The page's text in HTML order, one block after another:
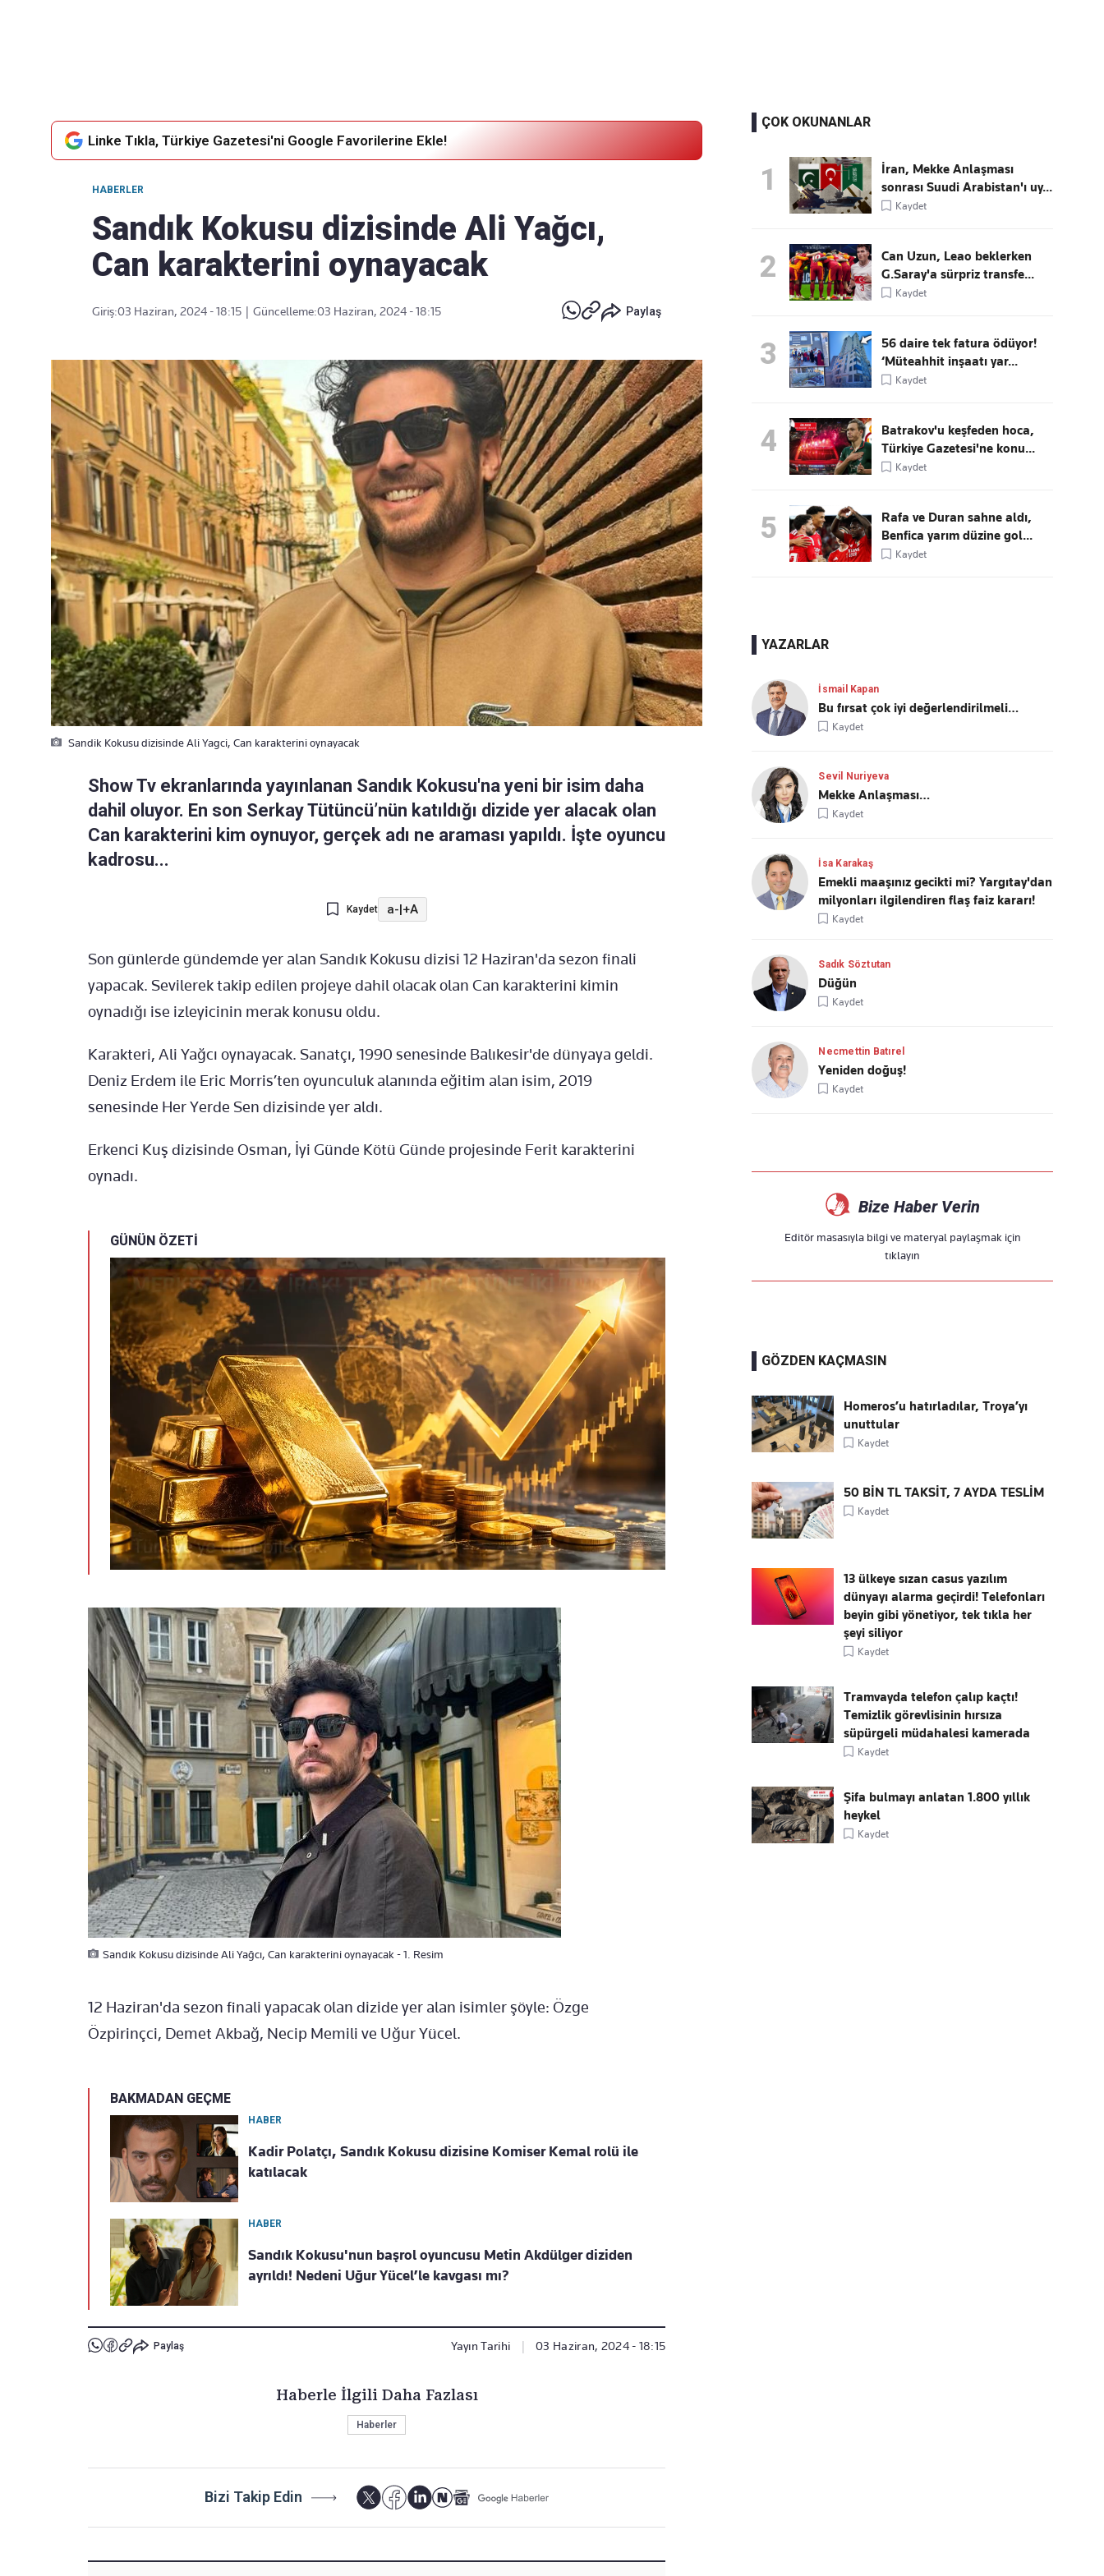
Linke Tıkla, Türkiye Gazetesi'ni Google Favorilerine Ekle!
HABERLER
Sandık Kokusu dizisinde Ali Yağcı,
Can karakterini oynayacak
Giriş:03 Haziran, 2024 - 18:15 Güncelleme:03 Haziran, 2024 - 18:15 Paylaş
Sandik Kokusu dizisinde Ali Yagci, Can karakterini oynayacak
Show Tv ekranlarında yayınlanan Sandık Kokusu'na yeni bir isim daha
dahil oluyor. En son Serkay Tütüncü’nün katıldığı dizide yer alacak olan
Can karakterini kim oynuyor, gerçek adı ne araması yapıldı. İşte oyuncu
kadrosu...
Kaydet a-|+A
Son günlerde gündemde yer alan Sandık Kokusu dizisi 12 Haziran'da sezon finali
yapacak. Sevilerek takip edilen projeye dahil olacak olan Can karakterini kimin
oynadığı ise izleyicinin merak konusu oldu.
Karakteri, Ali Yağcı oynayacak. Sanatçı, 1990 senesinde Balıkesir'de dünyaya geldi.
Deniz Erdem ile Eric Morris’ten oyunculuk alanında eğitim alan isim, 2019
senesinde Her Yerde Sen dizisinde yer aldı.
Erkenci Kuş dizisinde Osman, İyi Günde Kötü Günde projesinde Ferit karakterini
oynadı.
GÜNÜN ÖZETİ
Sandık Kokusu dizisinde Ali Yağcı, Can karakterini oynayacak - 1. Resim
12 Haziran'da sezon finali yapacak olan dizide yer alan isimler şöyle: Özge
Özpirinçci, Demet Akbağ, Necip Memili ve Uğur Yücel.
BAKMADAN GEÇME
HABER
Kadir Polatçı, Sandık Kokusu dizisine Komiser Kemal rolü ile
katılacak
HABER
Sandık Kokusu'nun başrol oyuncusu Metin Akdülger diziden
ayrıldı! Nedeni Uğur Yücel’le kavgası mı?
Paylaş Yayın Tarihi 03 Haziran, 2024 - 18:15
Haberle İlgili Daha Fazlası
Haberler
Bizi Takip Edin
ÇOK OKUNANLAR
1
İran, Mekke Anlaşması
sonrası Suudi Arabistan'ı uy...
Kaydet
2
Can Uzun, Leao beklerken
G.Saray'a sürpriz transfe...
Kaydet
3
56 daire tek fatura ödüyor!
‘Müteahhit inşaatı yar...
Kaydet
4
Batrakov'u keşfeden hoca,
Türkiye Gazetesi'ne konu...
Kaydet
5
Rafa ve Duran sahne aldı,
Benfica yarım düzine gol...
Kaydet
YAZARLAR
İsmail Kapan
Bu fırsat çok iyi değerlendirilmeli…
Kaydet
Sevil Nuriyeva
Mekke Anlaşması…
Kaydet
İsa Karakaş
Emekli maaşınız gecikti mi? Yargıtay'dan
milyonları ilgilendiren flaş faiz kararı!
Kaydet
Sadık Söztutan
Düğün
Kaydet
Necmettin Batırel
Yeniden doğuş!
Kaydet
Bize Haber Verin
Editör masasıyla bilgi ve materyal paylaşmak için
tıklayın
GÖZDEN KAÇMASIN
Homeros’u hatırladılar, Troya’yı
unuttular
Kaydet
50 BİN TL TAKSİT, 7 AYDA TESLİM
Kaydet
13 ülkeye sızan casus yazılım
dünyayı alarma geçirdi! Telefonları
beyin gibi yönetiyor, tek tıkla her
şeyi siliyor
Kaydet
Tramvayda telefon çalıp kaçtı!
Temizlik görevlisinin hırsıza
süpürgeli müdahalesi kamerada
Kaydet
Şifa bulmayı anlatan 1.800 yıllık
heykel
Kaydet